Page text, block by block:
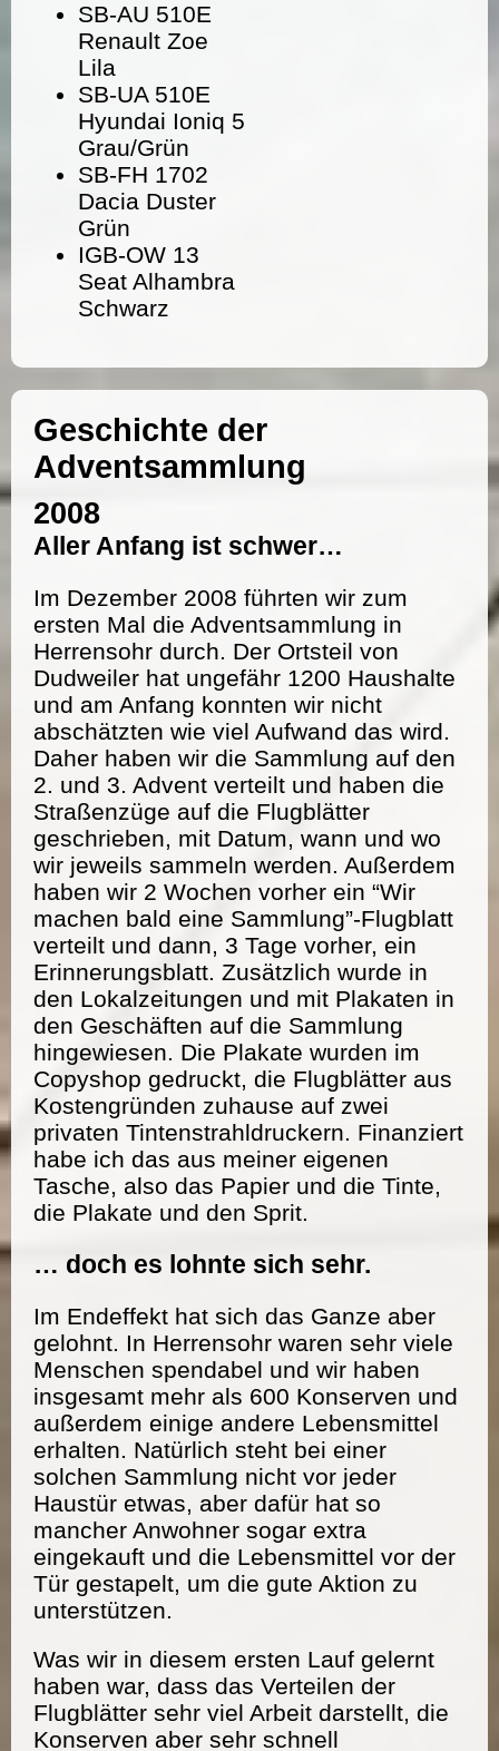
SB-AU 510E
Renault Zoe
Lila
SB-UA 510E
Hyundai Ioniq 5
Grau/Grün
SB-FH 1702
Dacia Duster
Grün
IGB-OW 13
Seat Alhambra
Schwarz
Geschichte der
Adventsammlung
2008
Aller Anfang ist schwer…
Im Dezember 2008 führten wir zum
ersten Mal die Adventsammlung in
Herrensohr durch. Der Ortsteil von
Dudweiler hat ungefähr 1200 Haushalte
und am Anfang konnten wir nicht
abschätzten wie viel Aufwand das wird.
Daher haben wir die Sammlung auf den
2. und 3. Advent verteilt und haben die
Straßenzüge auf die Flugblätter
geschrieben, mit Datum, wann und wo
wir jeweils sammeln werden. Außerdem
haben wir 2 Wochen vorher ein “Wir
machen bald eine Sammlung”-Flugblatt
verteilt und dann, 3 Tage vorher, ein
Erinnerungsblatt. Zusätzlich wurde in
den Lokalzeitungen und mit Plakaten in
den Geschäften auf die Sammlung
hingewiesen. Die Plakate wurden im
Copyshop gedruckt, die Flugblätter aus
Kostengründen zuhause auf zwei
privaten Tintenstrahldruckern. Finanziert
habe ich das aus meiner eigenen
Tasche, also das Papier und die Tinte,
die Plakate und den Sprit.
… doch es lohnte sich sehr.
Im Endeffekt hat sich das Ganze aber
gelohnt. In Herrensohr waren sehr viele
Menschen spendabel und wir haben
insgesamt mehr als 600 Konserven und
außerdem einige andere Lebensmittel
erhalten. Natürlich steht bei einer
solchen Sammlung nicht vor jeder
Haustür etwas, aber dafür hat so
mancher Anwohner sogar extra
eingekauft und die Lebensmittel vor der
Tür gestapelt, um die gute Aktion zu
unterstützen.
Was wir in diesem ersten Lauf gelernt
haben war, dass das Verteilen der
Flugblätter sehr viel Arbeit darstellt, die
Konserven aber sehr schnell